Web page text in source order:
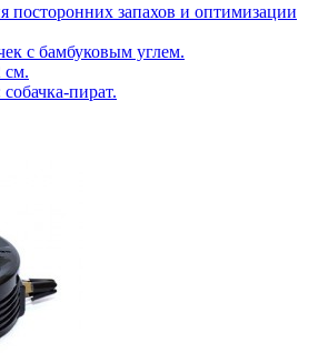
посторонних запахов и оптимизации
с бамбуковым углем.
см.
пират.